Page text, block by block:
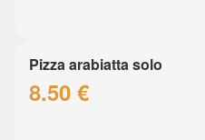
Pizza arabiatta solo
8.50 €